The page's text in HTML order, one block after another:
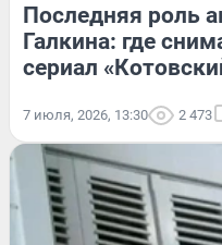
Последняя роль
Галкина: где
сериал
7 июля, 2026, 13:30 2 473